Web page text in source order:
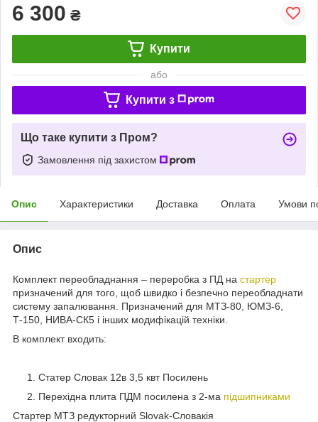
6 300 ₴
Купити
або
Купити з
Що таке купити з Пром?
Замовлення під захистом
Опис Характеристики Доставка Оплата Умови
Опис
Комплект переобладнання – переробка з ПД на стартер
призначений для того, щоб швидко і безпечно переобладнати
систему запалювання. Призначений для МТЗ-80, ЮМЗ-6,
Т-150, НИВА-СК5 і інших модифікацій техніки.
В комплект входить:
Статер Словак 12в 3,5 квт Посилень
Перехідна плита ПДМ посилена з 2-ма підшипниками
Стартер МТЗ редукторний Slovak-Словакія